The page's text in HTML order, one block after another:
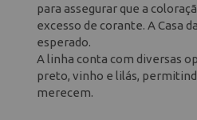
para assegurar que a
excesso de corante. A Casa
esperado.
A linha conta com diversas
preto, vinho e lilás,
merecem.